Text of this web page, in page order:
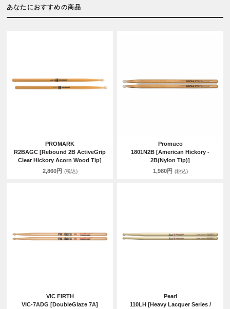
あなたにおすすめの商品
PROMARK
R2BAGC [Rebound 2B ActiveGrip
Clear Hickory Acorn Wood Tip]
2,860円 (税込)
Promuco
1801N2B [American Hickory -
2B(Nylon Tip)]
1,980円 (税込)
VIC FIRTH
VIC-7ADG [DoubleGlaze 7A]
Pearl
110LH [Heavy Lacquer Series /